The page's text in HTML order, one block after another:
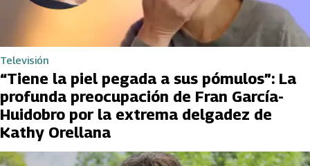
Televisión
“Tiene la piel pegada a sus pómulos”: La
profunda preocupación de Fran García-
Huidobro por la extrema delgadez de
Kathy Orellana